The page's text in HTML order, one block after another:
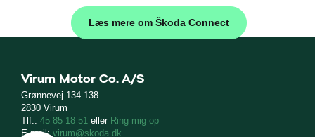
Læs mere om Škoda Connect
Virum Motor Co. A/S
Grønnevej 134-138
2830 Virum
Tlf.: 45 85 18 51 eller Ring mig op
E-mail:virum@skoda.dk